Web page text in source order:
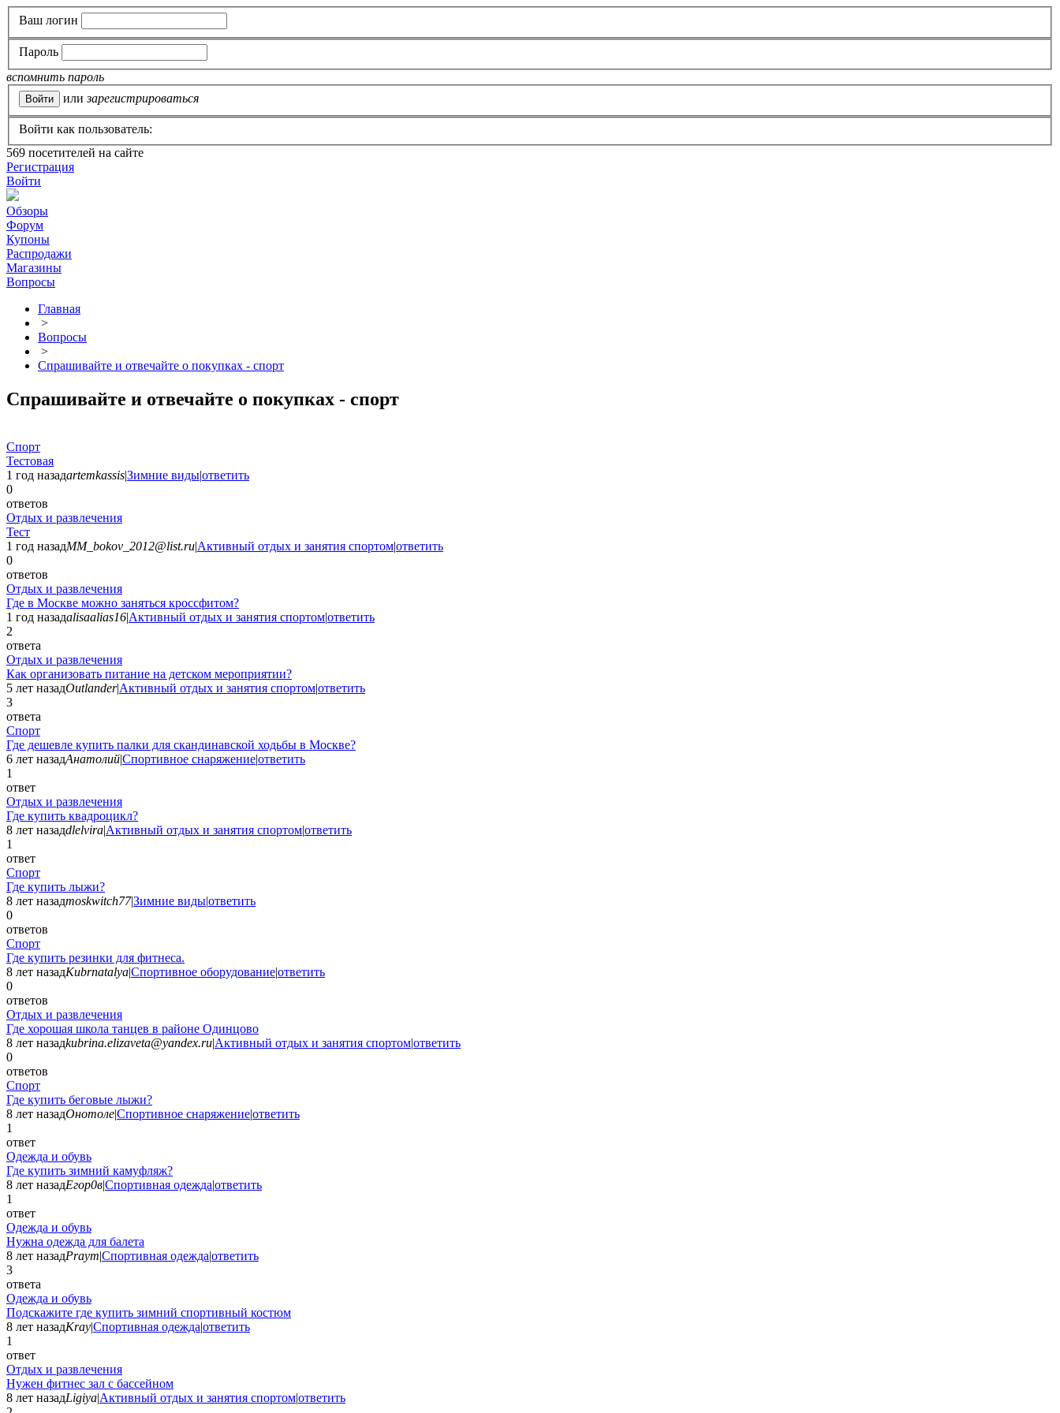
Ваш логин
Пароль
вспомнить пароль
или зарегистрироваться
Войти как пользователь:
569 посетителей на сайте
Регистрация
Войти
Обзоры
Форум
Купоны
Распродажи
Магазины
Вопросы
Главная
>
Вопросы
>
Спрашивайте и отвечайте о покупках - спорт
Спрашивайте и отвечайте о покупках - спорт
Спорт
Тестовая
1 год назадartemkassis|Зимние виды|ответить
0
ответов
Отдых и развлечения
Тест
1 год назадMM_bokov_2012@list.ru|Активный отдых и занятия спортом|ответить
0
ответов
Отдых и развлечения
Где в Москве можно заняться кроссфитом?
1 год назадalisaalias16|Активный отдых и занятия спортом|ответить
2
ответа
Отдых и развлечения
Как организовать питание на детском мероприятии?
5 лет назадOutlander|Активный отдых и занятия спортом|ответить
3
ответа
Спорт
Где дешевле купить палки для скандинавской ходьбы в Москве?
6 лет назадАнатолий|Спортивное снаряжение|ответить
1
ответ
Отдых и развлечения
Где купить квадроцикл?
8 лет назадdlelvira|Активный отдых и занятия спортом|ответить
1
ответ
Спорт
Где купить лыжи?
8 лет назадmoskwitch77|Зимние виды|ответить
0
ответов
Спорт
Где купить резинки для фитнеса.
8 лет назадKubrnatalya|Спортивное оборудование|ответить
0
ответов
Отдых и развлечения
Где хорошая школа танцев в районе Одинцово
8 лет назадkubrina.elizaveta@yandex.ru|Активный отдых и занятия спортом|ответить
0
ответов
Спорт
Где купить беговые лыжи?
8 лет назадОнотоле|Спортивное снаряжение|ответить
1
ответ
Одежда и обувь
Где купить зимний камуфляж?
8 лет назадЕгор0в|Спортивная одежда|ответить
1
ответ
Одежда и обувь
Нужна одежда для балета
8 лет назадPraym|Спортивная одежда|ответить
3
ответа
Одежда и обувь
Подскажите где купить зимний спортивный костюм
8 лет назадKray|Спортивная одежда|ответить
1
ответ
Отдых и развлечения
Нужен фитнес зал с бассейном
8 лет назадLigiya|Активный отдых и занятия спортом|ответить